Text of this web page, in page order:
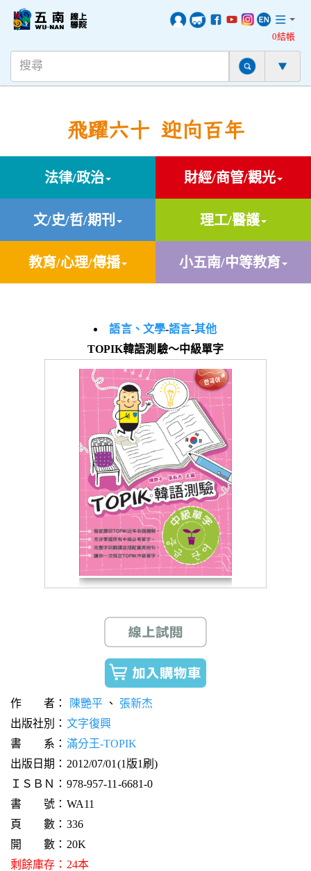
0結帳
飛躍六十 迎向百年
法律/政治 財經/商管/觀光
文/史/哲/期刊 理工/醫護
教育/心理/傳播 小五南/中等教育
語言、文學-語言-其他
TOPIK韓語測驗～中級單字
作 者： 陳艷平、 張新杰
出版社別： 文字復興
書 系： 滿分王-TOPIK
出版日期：2012/07/01(1版1刷)
ＩＳＢＮ：978-957-11-6681-0
書 號：WA11
頁 數：336
開 數：20K
剩餘庫存：24本